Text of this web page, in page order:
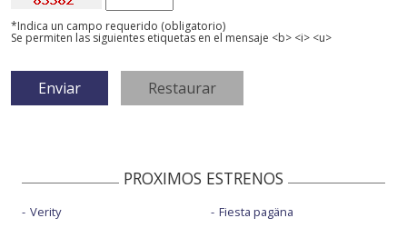
*Indica un campo requerido (obligatorio)
Se permiten las siguientes etiquetas en el mensaje <b> <i> <u>
PROXIMOS ESTRENOS
Verity
Fiesta pagäna